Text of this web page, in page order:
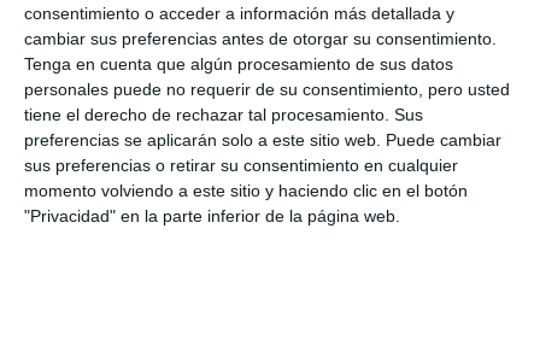
consentimiento o acceder a información más detallada y
cambiar sus preferencias antes de otorgar su consentimiento.
Tenga en cuenta que algún procesamiento de sus datos
personales puede no requerir de su consentimiento, pero usted
tiene el derecho de rechazar tal procesamiento. Sus
preferencias se aplicarán solo a este sitio web. Puede cambiar
sus preferencias o retirar su consentimiento en cualquier
momento volviendo a este sitio y haciendo clic en el botón
"Privacidad" en la parte inferior de la página web.